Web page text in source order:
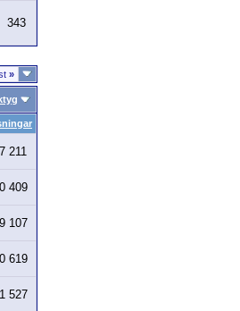
343
»
211
409
107
619
527